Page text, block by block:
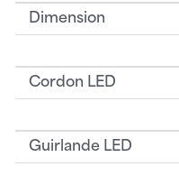
Dimension
Cordon LED
Guirlande LED